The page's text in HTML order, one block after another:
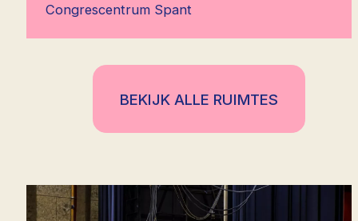
Congrescentrum Spant
BEKIJK ALLE RUIMTES